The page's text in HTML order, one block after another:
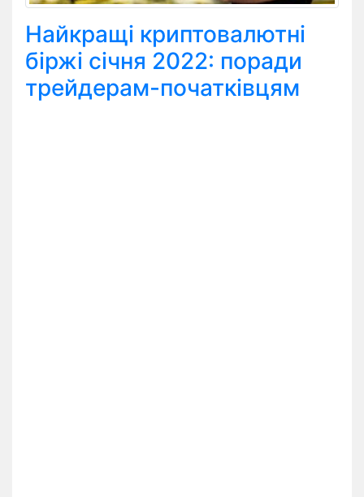
Найкращі криптовалютні
біржі січня 2022: поради
трейдерам-початківцям